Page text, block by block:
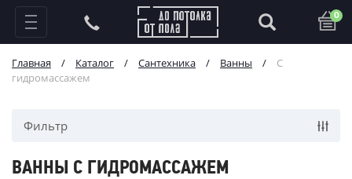
0
Главная / Каталог / Сантехника / Ванны /
С
гидромассажем
Фильтр
ВАННЫ С ГИДРОМАССАЖЕМ